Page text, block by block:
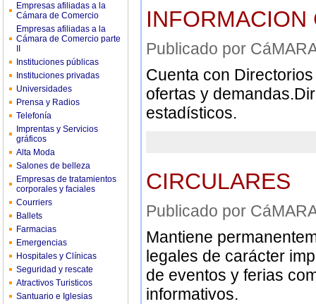
Empresas afiliadas a la
Cámara de Comercio
Empresas afiliadas a la
Cámara de Comercio parte
Instituciones públicas
Instituciones privadas
Universidades
Prensa y Radios
Telefonía
Imprentas y Servicios
gráficos
Alta Moda
Salones de belleza
Empresas de tratamientos
corporales y faciales
Courriers
Ballets
Farmacias
Emergencias
Hospitales y Clínicas
Seguridad y rescate
Atractivos Turisticos
Santuario e Iglesias
INFORMACION
Publicado por
Cuenta con
ofertas y
estadísticos.
CIRCULARES
Publicado por
Mantiene
legales de carácter
de eventos y ferias
informativos.